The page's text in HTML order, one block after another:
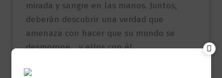
mirada y sangre en las manos. Juntos,
deberán descubrir una verdad que
amenaza con hacer que su mundo se
desmorone… y ellos con él.